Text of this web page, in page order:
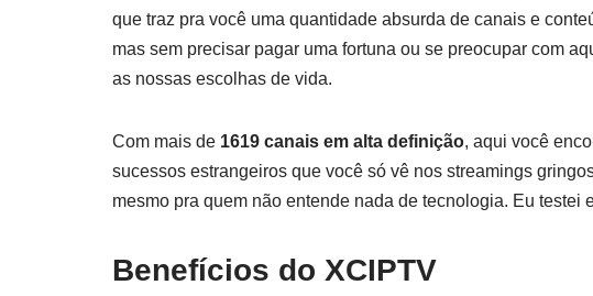
que traz pra você uma quantidade absurda de canais e
mas sem precisar pagar uma fortuna ou se preocupar com
as nossas escolhas de vida.
Com mais de 1619 canais em alta definição, aqui você
sucessos estrangeiros que você só vê nos streamings
mesmo pra quem não entende nada de tecnologia. Eu testei
Benefícios do XCIPTV